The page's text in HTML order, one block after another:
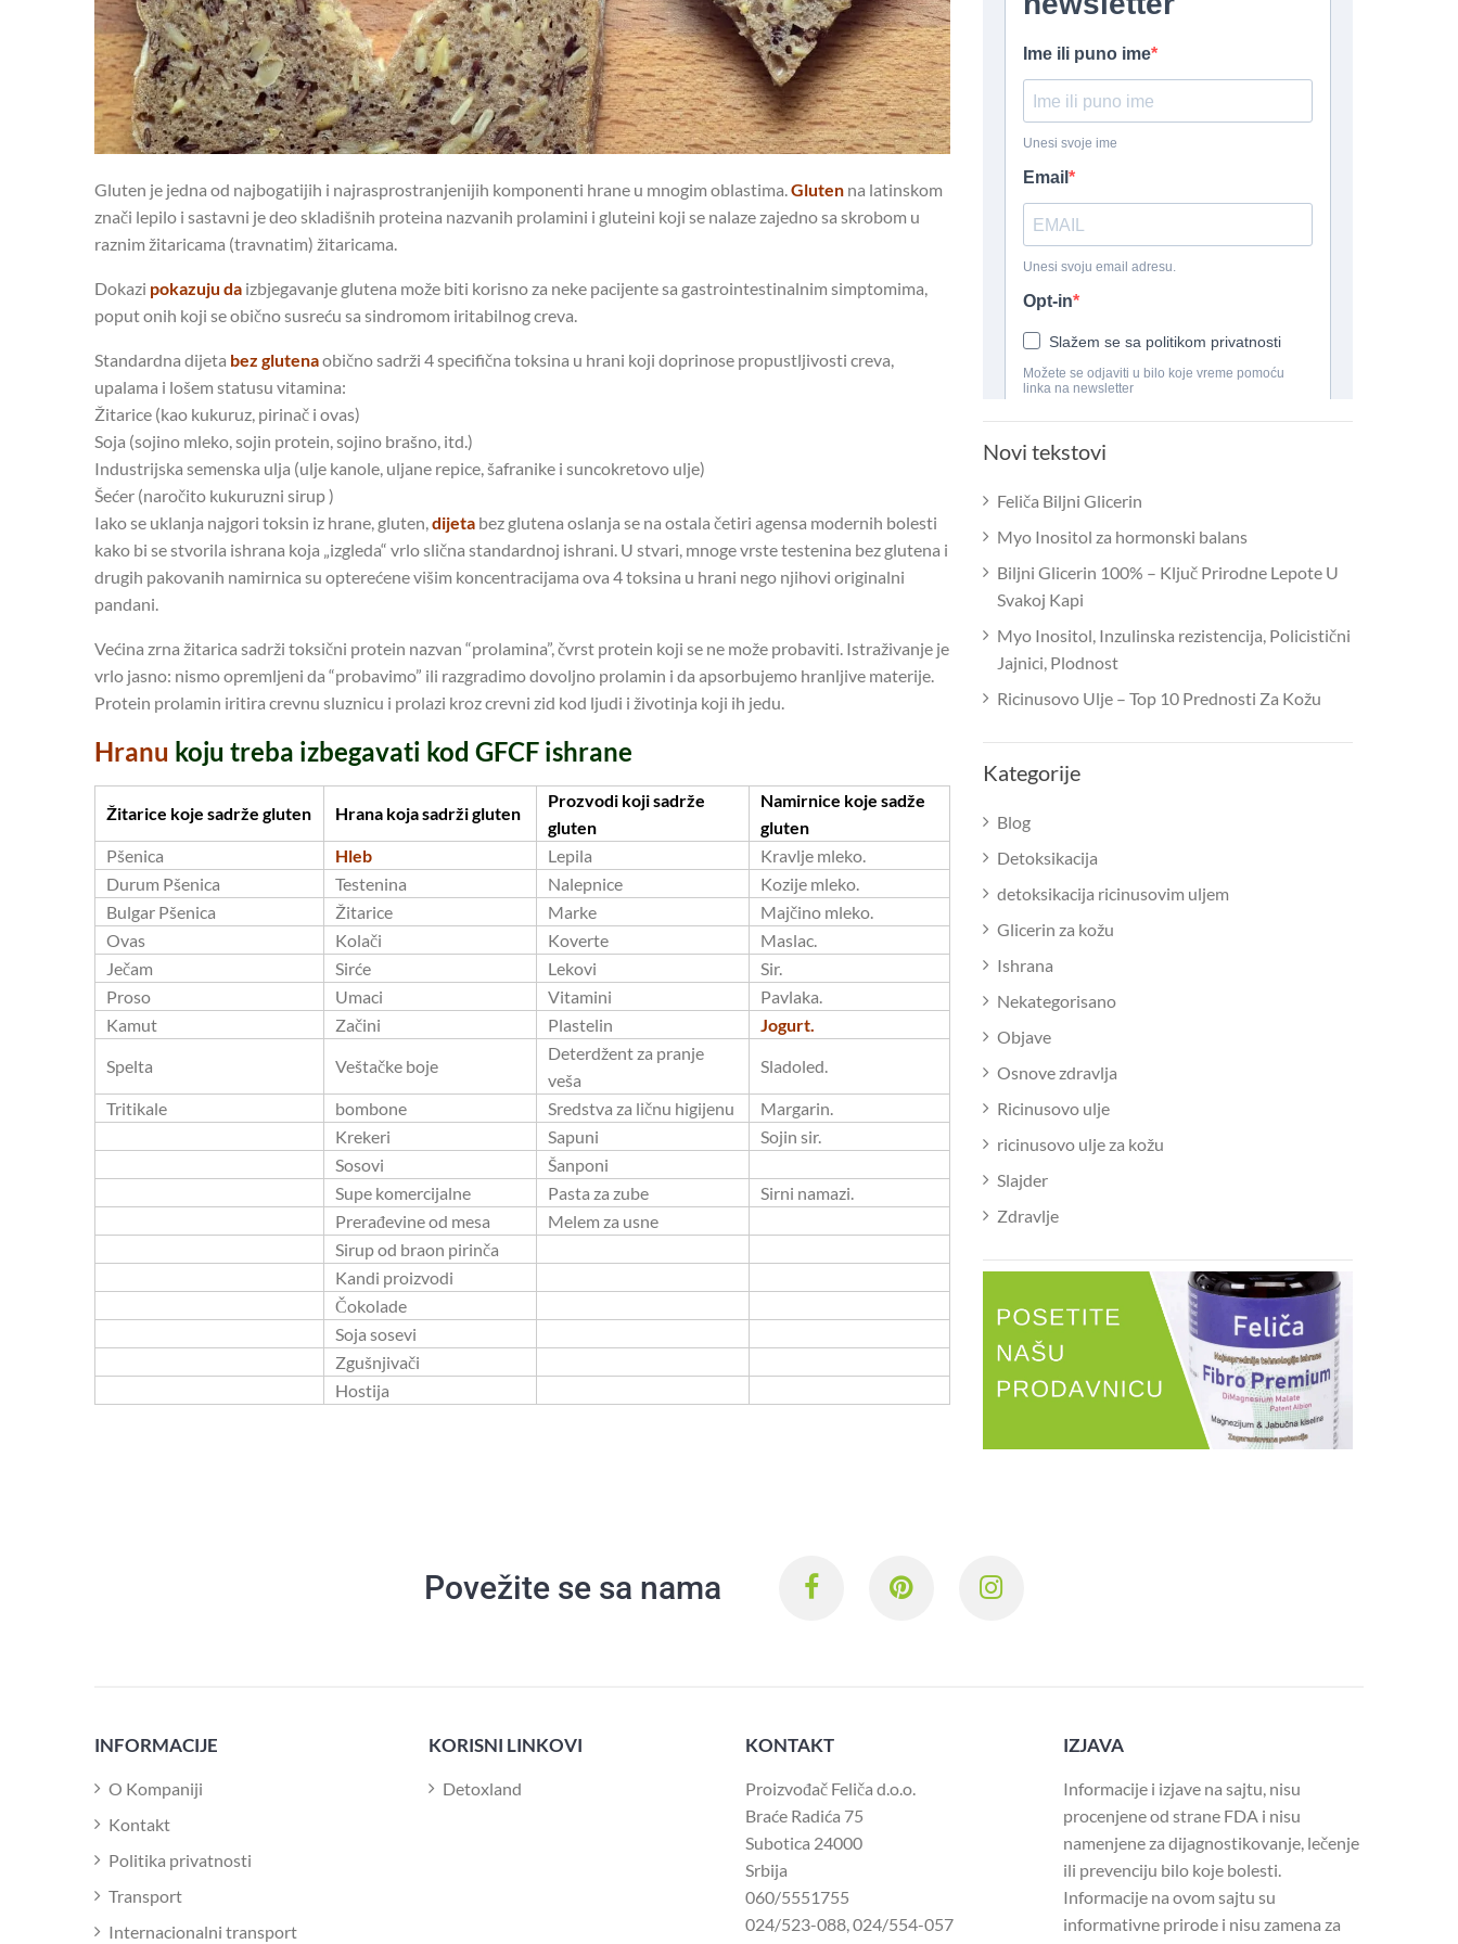
Gluten je jedna od najbogatijih i najrasprostranjenijih komponenti hrane u mnogim oblastima. Gluten na latinskom
znači lepilo i sastavni je deo skladišnih proteina nazvanih prolamini i gluteini koji se nalaze zajedno sa skrobom u
raznim žitaricama (travnatim) žitaricama.
Dokazi pokazuju da izbjegavanje glutena može biti korisno za neke pacijente sa gastrointestinalnim simptomima,
poput onih koji se obično susreću sa sindromom iritabilnog creva.
Standardna dijeta bez glutenaobično sadrži 4 specifična toksina u hrani koji doprinose propustljivosti creva,
upalama i lošem statusu vitamina:
Žitarice (kao kukuruz, pirinač i ovas)
Soja (sojino mleko, sojin protein, sojino brašno, itd.)
Industrijska semenska ulja (ulje kanole, uljane repice, šafranike i suncokretovo ulje)
Šećer (naročito kukuruzni sirup )
Iako se uklanja najgori toksin iz hrane, gluten, dijeta bez glutena oslanja se na ostala četiri agensa modernih bolesti
kako bi se stvorila ishrana koja „izgleda“ vrlo slična standardnoj ishrani. U stvari, mnoge vrste testenina bez glutena i
drugih pakovanih namirnica su opterećene višim koncentracijama ova 4 toksina u hrani nego njihovi originalni
pandani.
Većina zrna žitarica sadrži toksični protein nazvan “prolamina”, čvrst protein koji se ne može probaviti. Istraživanje je
vrlo jasno: nismo opremljeni da “probavimo” ili razgradimo dovoljno prolamin i da apsorbujemo hranljive materije.
Protein prolamin iritira crevnu sluznicu i prolazi kroz crevni zid kod ljudi i životinja koji ih jedu.
Hranu koju treba izbegavati kod GFCF ishrane
Žitarice koje sadrže gluten Hrana koja sadrži gluten
Prozvodi koji sadrže
gluten
Namirnice koje sadže
gluten
Pšenica
Hleb Lepila
Kravlje mleko.
Durum Pšenica
Testenina Nalepnice
Kozije mleko.
Bulgar Pšenica
Žitarice Marke
Majčino mleko.
Ovas
Kolači Koverte
Maslac.
Ječam
Sirće Lekovi
Sir.
Proso
Umaci Vitamini
Pavlaka.
Kamut
Začini Plastelin
Jogurt.
Spelta
Veštačke boje
Deterdžent za pranje
veša
Sladoled.
Tritikale bombone Sredstva za ličnu higijenu
Margarin.
Krekeri
Sapuni
Sojin sir.
Sosovi
Šanponi
Supe komercijalne
Pasta za zube
Sirni namazi.
Prerađevine od mesa
Melem za usne
Sirup od braon pirinča
Kandi proizvodi
Čokolade
Soja sosevi
Zgušnjivači
Hostija
Novi tekstovi
Feliča Biljni Glicerin
Myo Inositol za hormonski balans
Biljni Glicerin 100% – Ključ Prirodne Lepote U
Svakoj Kapi
Myo Inositol, Inzulinska rezistencija, Policistični
Jajnici, Plodnost
Ricinusovo Ulje – Top 10 Prednosti Za Kožu
Kategorije
Blog
Detoksikacija
detoksikacija ricinusovim uljem
Glicerin za kožu
Ishrana
Nekategorisano
Objave
Osnove zdravlja
Ricinusovo ulje
ricinusovo ulje za kožu
Slajder
Zdravlje
Povežite se sa nama
INFORMACIJE
O Kompaniji
Kontakt
Politika privatnosti
Transport
Internacionalni transport
KORISNI LINKOVI
Detoxland
KONTAKT
Proizvođač Feliča d.o.o.
Braće Radića 75
Subotica 24000
Srbija
060/5551755
024/523-088 024/554-057
IZJAVA
Informacije i izjave na sajtu, nisu
procenjene od strane FDA i nisu
namenjene za dijagnostikovanje, lečenje
ili prevenciju bilo koje bolesti.
Informacije na ovom sajtu su
informativne prirode i nisu zamena za